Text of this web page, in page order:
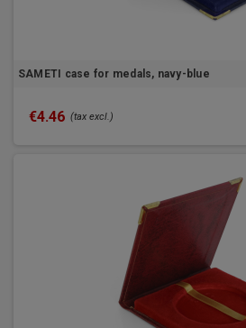
SAMETI case for medals, navy-blue
€4.46 (tax excl.)